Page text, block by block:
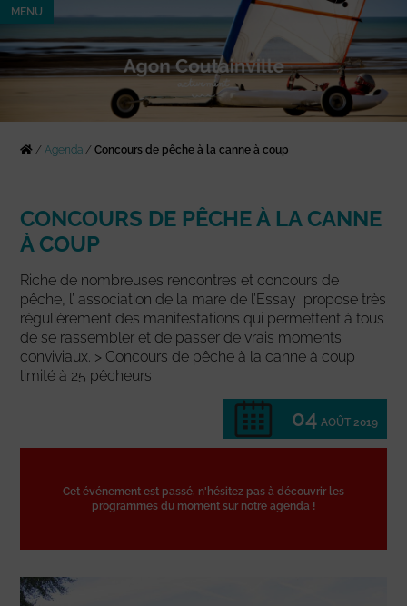
MENU
/Agenda /Concours de pêche à la canne à coup
CONCOURS DE PÊCHE À LA CANNE
À COUP
Riche de nombreuses rencontres et concours de
pêche, l’ association de la mare de l’Essay propose très
régulièrement des manifestations qui permettent à tous
de se rassembler et de passer de vrais moments
conviviaux. > Concours de pêche à la canne à coup
limité à 25 pêcheurs
04 AOÛT 2019
Cet événement est passé, n'hésitez pas à découvrir les
programmes du moment sur notre agenda !